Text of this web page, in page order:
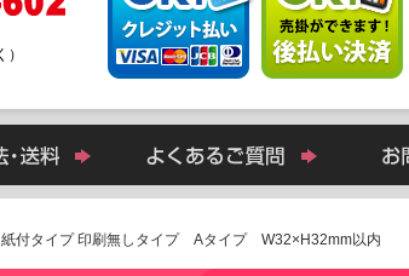
付タイプ 印刷無しタイプ Aタイプ W32×H32mm以内